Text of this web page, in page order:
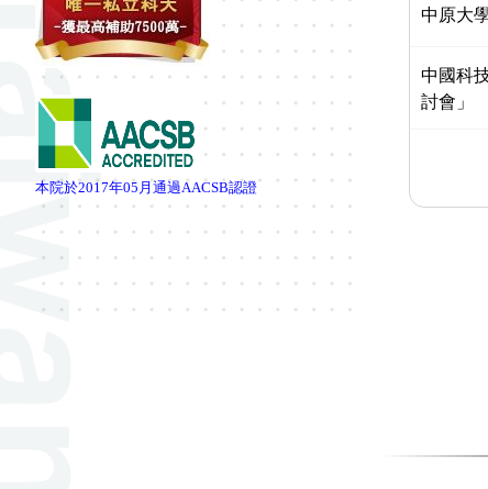
本院於2017年05 月通過AACSB認證
中原大
中國科
討會」